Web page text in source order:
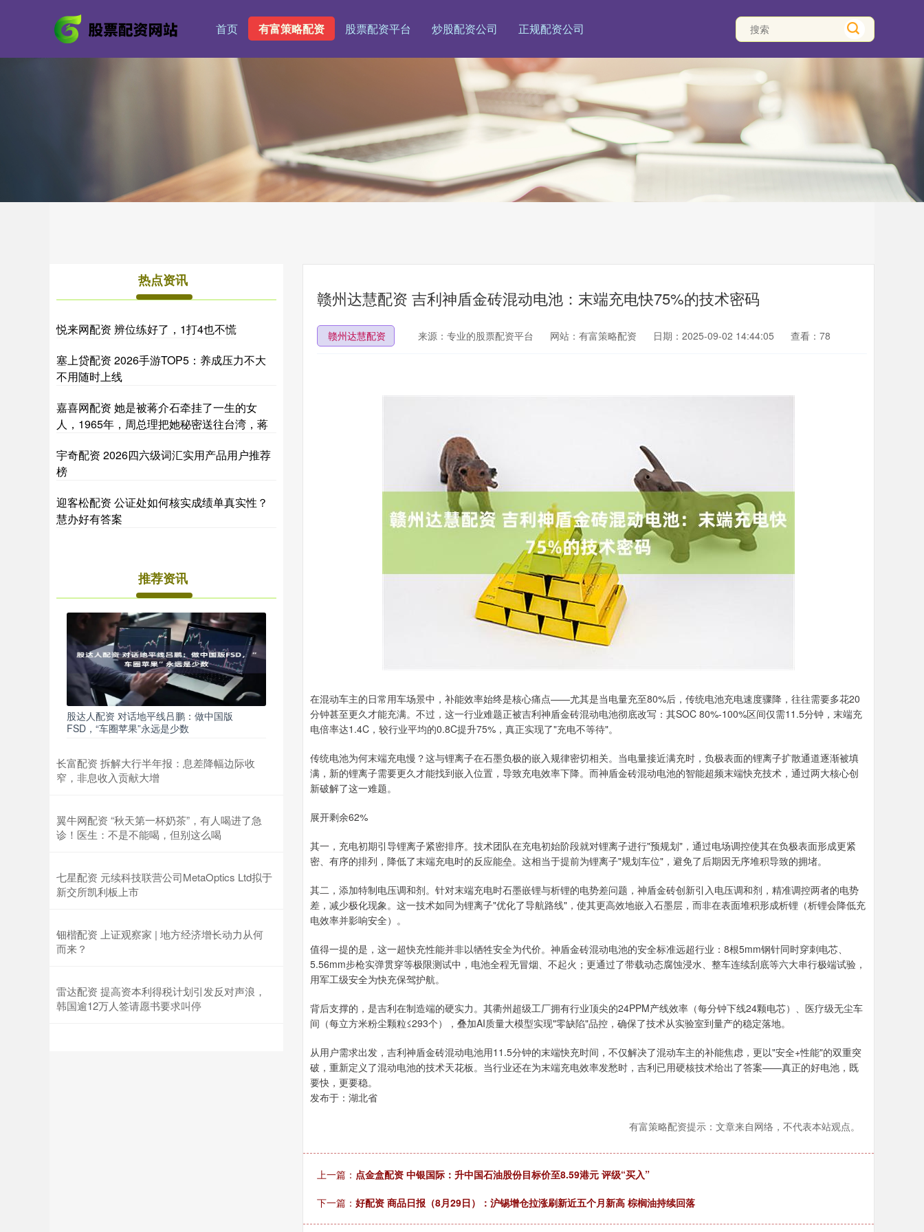
首页 有富策略配资 股票配资平台 炒股配资公司 正规配资公司
赣州达慧配资 吉利神盾金砖混动电池：末端充电快75%的技术密码
赣州达慧配资 来源：专业的股票配资平台 网站：有富策略配资 日期：2025-09-02 14:44:05 查看：78
在混动车主的日常用车场景中，补能效率始终是核心痛点——尤其是当电量充至80%后，传统电池充电速度骤降，往往需要多花20
分钟甚至更久才能充满。不过，这一行业难题正被吉利神盾金砖混动电池彻底改写：其SOC 80%-100%区间仅需11.5分钟，末端充
电倍率达1.4C，较行业平均的0.8C提升75%，真正实现了"充电不等待"。
传统电池为何末端充电慢？这与锂离子在石墨负极的嵌入规律密切相关。当电量接近满充时，负极表面的锂离子扩散通道逐渐被填
满，新的锂离子需要更久才能找到嵌入位置，导致充电效率下降。而神盾金砖混动电池的智能超频末端快充技术，通过两大核心创
新破解了这一难题。
展开剩余62%
其一，充电初期引导锂离子紧密排序。技术团队在充电初始阶段就对锂离子进行"预规划"，通过电场调控使其在负极表面形成更紧
密、有序的排列，降低了末端充电时的反应能垒。这相当于提前为锂离子"规划车位"，避免了后期因无序堆积导致的拥堵。
其二，添加特制电压调和剂。针对末端充电时石墨嵌锂与析锂的电势差问题，神盾金砖创新引入电压调和剂，精准调控两者的电势
差，减少极化现象。这一技术如同为锂离子"优化了导航路线"，使其更高效地嵌入石墨层，而非在表面堆积形成析锂（析锂会降低充
电效率并影响安全）。
值得一提的是，这一超快充性能并非以牺牲安全为代价。神盾金砖混动电池的安全标准远超行业：8根5mm钢针同时穿刺电芯、
5.56mm步枪实弹贯穿等极限测试中，电池全程无冒烟、不起火；更通过了带载动态腐蚀浸水、整车连续刮底等六大串行极端试验，
用军工级安全为快充保驾护航。
背后支撑的，是吉利在制造端的硬实力。其衢州超级工厂拥有行业顶尖的24PPM产线效率（每分钟下线24颗电芯）、医疗级无尘车
间（每立方米粉尘颗粒≤293个），叠加AI质量大模型实现"零缺陷"品控，确保了技术从实验室到量产的稳定落地。
从用户需求出发，吉利神盾金砖混动电池用11.5分钟的末端快充时间，不仅解决了混动车主的补能焦虑，更以"安全+性能"的双重突
破，重新定义了混动电池的技术天花板。当行业还在为末端充电效率发愁时，吉利已用硬核技术给出了答案——真正的好电池，既
要快，更要稳。
发布于：湖北省
有富策略配资提示：文章来自网络，不代表本站观点。
上一篇： 点金盒配资 中银国际：升中国石油股份目标价至8.59港元 评级“买入”
下一篇： 好配资 商品日报（8月29日）：沪锡增仓拉涨刷新近五个月新高 棕榈油持续回落
热点资讯
悦来网配资 辨位练好了，1打4也不慌
塞上贷配资 2026手游TOP5：养成压力不大
不用随时上线
嘉喜网配资 她是被蒋介石牵挂了一生的女
人，1965年，周总理把她秘密送往台湾，蒋
宇奇配资 2026四六级词汇实用产品用户推荐
榜
迎客松配资 公证处如何核实成绩单真实性？
慧办好有答案
推荐资讯
股达人配资 对话地平线吕鹏：做中国版
FSD，“车圈苹果”永远是少数
长富配资 拆解大行半年报：息差降幅边际收
窄，非息收入贡献大增
翼牛网配资 “秋天第一杯奶茶”，有人喝进了急
诊！医生：不是不能喝，但别这么喝
七星配资 元续科技联营公司MetaOptics Ltd拟于
新交所凯利板上市
钿楷配资 上证观察家 | 地方经济增长动力从何
而来？
雷达配资 提高资本利得税计划引发反对声浪，
韩国逾12万人签请愿书要求叫停